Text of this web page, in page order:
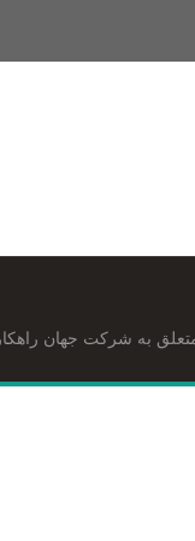
به شرکت جهان